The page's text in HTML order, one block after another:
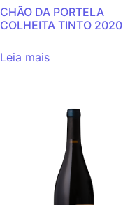
CHÃO DA PORTELA
COLHEITA TINTO 2020
Leia mais